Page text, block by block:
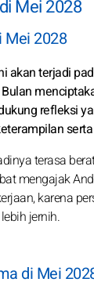
Mei 2028
Mei 2028
akan terjadi
refleksi
terasa
mengajak
karena
jernih.
di Mei